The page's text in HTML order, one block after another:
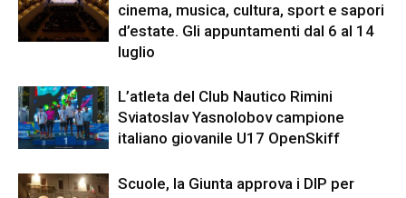
cinema, musica, cultura, sport e sapori
d’estate. Gli appuntamenti dal 6 al 14
luglio
L’atleta del Club Nautico Rimini
Sviatoslav Yasnolobov campione
italiano giovanile U17 OpenSkiff
Scuole, la Giunta approva i DIP per